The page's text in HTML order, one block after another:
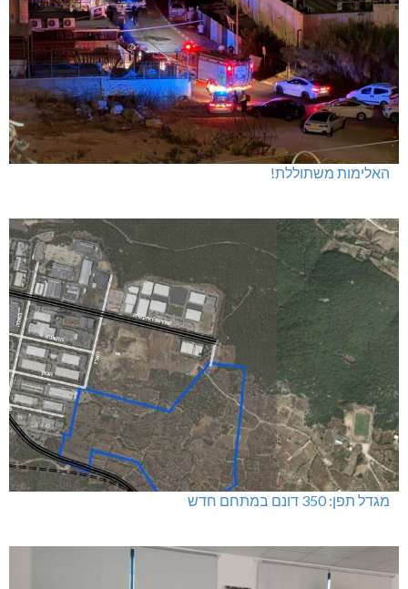
האלימות משתוללת!
מגדל תפן: 350 דונם במתחם חדש